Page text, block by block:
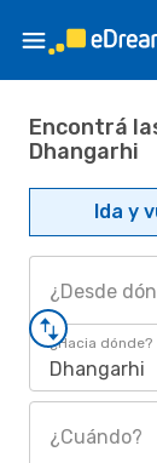
Encontrá
Dhangarhi
Ida y
¿Desde
¿Hacia dónde?
Dhangarhi
¿Cuándo?